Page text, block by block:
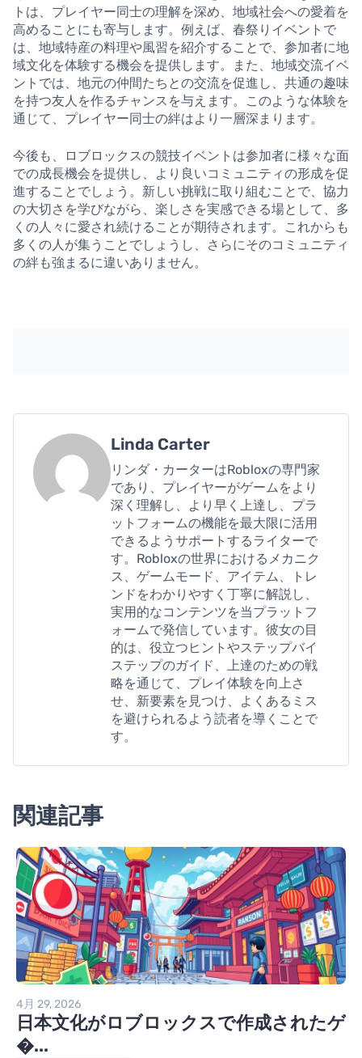
トは、プレイヤー同士の理解を深め、地域社会への愛着を
高めることにも寄与します。例えば、春祭りイベントで
は、地域特産の料理や風習を紹介することで、参加者に地
域文化を体験する機会を提供します。また、地域交流イベ
ントでは、地元の仲間たちとの交流を促進し、共通の趣味
を持つ友人を作るチャンスを与えます。このような体験を
通じて、プレイヤー同士の絆はより一層深まります。
今後も、ロブロックスの競技イベントは参加者に様々な面
での成長機会を提供し、より良いコミュニティの形成を促
進することでしょう。新しい挑戦に取り組むことで、協力
の大切さを学びながら、楽しさを実感できる場として、多
くの人々に愛され続けることが期待されます。これからも
多くの人が集うことでしょうし、さらにそのコミュニティ
の絆も強まるに違いありません。
Linda Carter
リンダ・カーターはRobloxの専門家
であり、プレイヤーがゲームをより
深く理解し、より早く上達し、プラ
ットフォームの機能を最大限に活用
できるようサポートするライターで
す。Robloxの世界におけるメカニク
ス、ゲームモード、アイテム、トレ
ンドをわかりやすく丁寧に解説し、
実用的なコンテンツを当プラットフ
ォームで発信しています。彼女の目
的は、役立つヒントやステップバイ
ステップのガイド、上達のための戦
略を通じて、プレイ体験を向上さ
せ、新要素を見つけ、よくあるミス
を避けられるよう読者を導くことで
す。
関連記事
4月 29, 2026
日本文化がロブロックスで作成されたゲ
�...